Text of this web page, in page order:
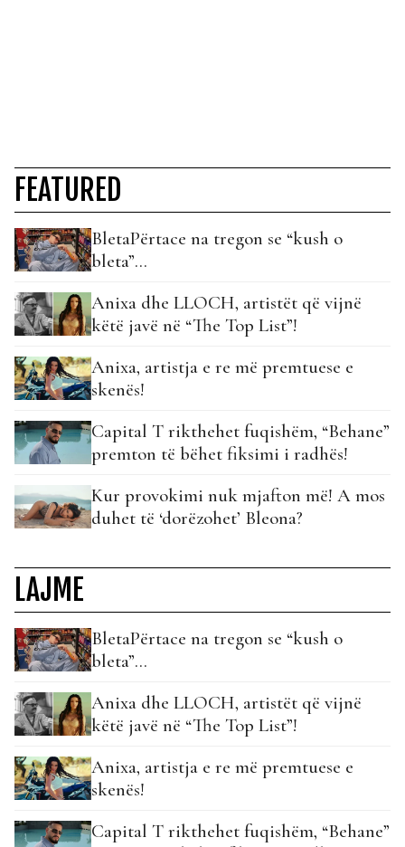
FEATURED
BletaPërtace na tregon se “kush o
bleta”…
Anixa dhe LLOCH, artistët që vijnë
këtë javë në “The Top List”!
Anixa, artistja e re më premtuese e
skenës!
Capital T rikthehet fuqishëm, “Behane”
premton të bëhet fiksimi i radhës!
Kur provokimi nuk mjafton më! A mos
duhet të ‘dorëzohet’ Bleona?
LAJME
BletaPërtace na tregon se “kush o
bleta”…
Anixa dhe LLOCH, artistët që vijnë
këtë javë në “The Top List”!
Anixa, artistja e re më premtuese e
skenës!
Capital T rikthehet fuqishëm, “Behane”